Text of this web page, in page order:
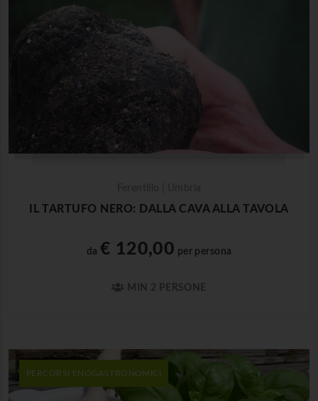
IL TARTUFO NERO: DALLA CAVA ALLA TAVOLA
da € 120,00 per persona
MIN 2 PERSONE
PERCORSI ENOGASTRONOMICI